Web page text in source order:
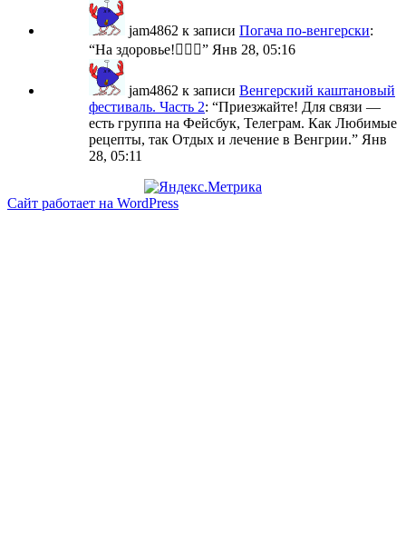
jam4862 к записи Погача по-венгерски:
“На здоровье!🙋🏼‍♀️” Янв 28, 05:16
jam4862 к записи Венгерский каштановый
фестиваль. Часть 2: “Приезжайте! Для связи —
есть группа на Фейсбук, Телеграм. Как Любимые
рецепты, так Отдых и лечение в Венгрии.” Янв
28, 05:11
Сайт работает на WordPress